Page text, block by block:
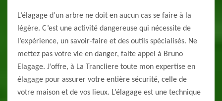
L’élagage d’un arbre ne doit en aucun cas se faire à la
légère. C’est une activité dangereuse qui nécessite de
l’expérience, un savoir-faire et des outils spécialisés. Ne
mettez pas votre vie en danger, faite appel à Bruno
Elagage. J’offre, à La Trancliere toute mon expertise en
élagage pour assurer votre entière sécurité, celle de
votre maison et de vos lieux. L’élagage est une technique